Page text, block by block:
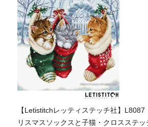
【Letistitchレッティステッチ社】
リスマスソックスと子猫・クロスステ